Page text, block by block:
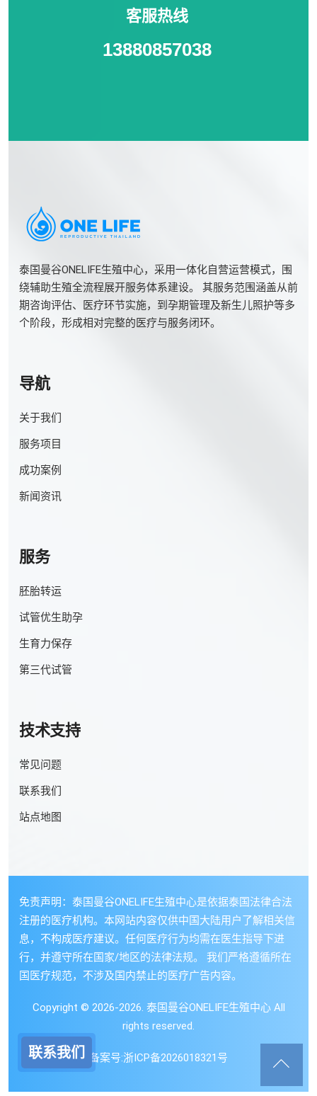
客服热线
13880857038
泰国曼谷ONELIFE生殖中心，采用一体化自营运营模式，围
绕辅助生殖全流程展开服务体系建设。 其服务范围涵盖从前
期咨询评估、医疗环节实施，到孕期管理及新生儿照护等多
个阶段，形成相对完整的医疗与服务闭环。
导航
关于我们
服务项目
成功案例
新闻资讯
服务
胚胎转运
试管优生助孕
生育力保存
第三代试管
技术支持
常见问题
联系我们
站点地图
免责声明：泰国曼谷ONELIFE生殖中心是依据泰国法律合法
注册的医疗机构。本网站内容仅供中国大陆用户了解相关信
息，不构成医疗建议。任何医疗行为均需在医生指导下进
行，并遵守所在国家/地区的法律法规。 我们严格遵循所在
国医疗规范，不涉及国内禁止的医疗广告内容。
Copyright © 2026-2026. 泰国曼谷ONELIFE生殖中心 All
rights reserved.
备案号:浙ICP备2026018321号
联系我们